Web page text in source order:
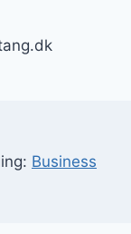
Business